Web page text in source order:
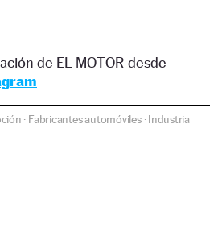
de EL MOTOR desde
· Fabricantes automóviles·Industria